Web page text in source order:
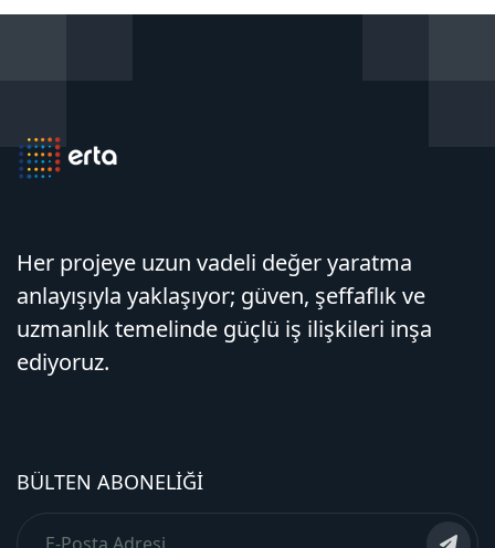
Her projeye uzun vadeli değer yaratma
anlayışıyla yaklaşıyor; güven, şeffaflık ve
uzmanlık temelinde güçlü iş ilişkileri inşa
ediyoruz.
BÜLTEN ABONELIĞI